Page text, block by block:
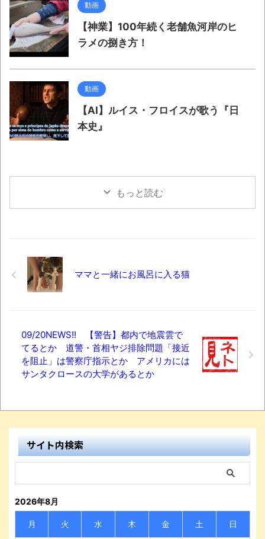
動画
【神業】100年続く老舗魚河岸のヒ
ラメの捌き方！
動画
【AI】ルイス・フロイスが歌う『日
本史』
もっと読む
ママと一緒にお風呂に入る猫
09/20NEWS!! 【警告】都内で地震雲で
てるとか 道警・首相ヤジ排除問題「接近
を阻止」は警察庁指示とか アメリカには
サンタクロースの大学があるとか
サイト内検索
2026年8月
月 火 水 木 金 土 日